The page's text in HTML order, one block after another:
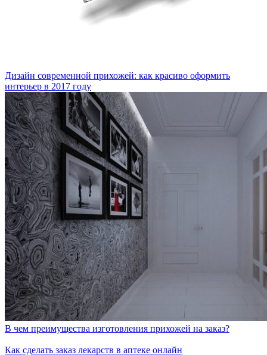
Дизайн современной прихожей: как красиво оформить
интерьер в 2017 году
В чем преимущества изготовления прихожей на заказ?
Как сделать заказ лекарств в аптеке онлайн